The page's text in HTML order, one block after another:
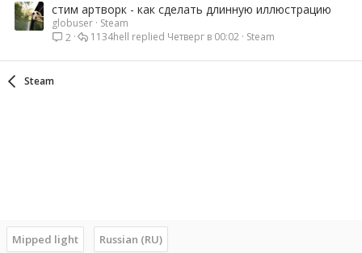
стим артворк - как сделать длинную иллюстрацию
globuser Steam
2
Steam
Четверг в 00:02
1134hell
Steam
Mipped light
Russian (RU)